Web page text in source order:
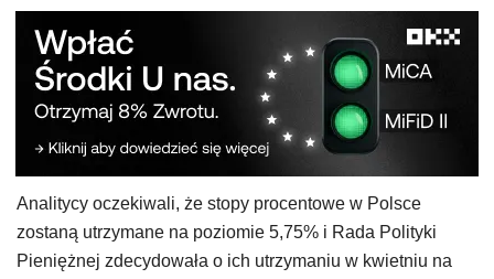
Analitycy oczekiwali, że stopy procentowe w Polsce
zostaną utrzymane na poziomie 5,75% i Rada Polityki
Pieniężnej zdecydowała o ich utrzymaniu w kwietniu na